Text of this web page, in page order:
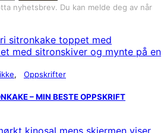
nyhetsbrev. Du kan melde deg av når
Oppskrifter
– MIN BESTE OPPSKRIFT